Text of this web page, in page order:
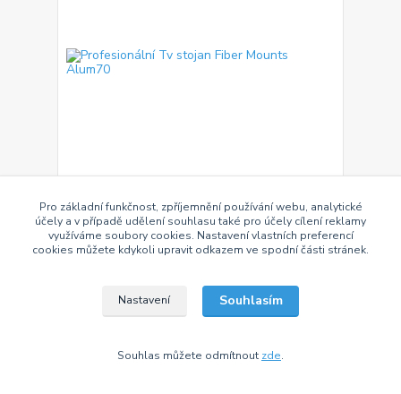
Profesionální Tv stojan Fiber Mounts Alum70
Stojan na TV 37" - 70", nastavení výšky klikou 115-
160 cm, naklápění +5° / -12°, rotace 90°, 2 police,
pojízdný, VESA 200x100 až 600x400, nosnost 50 kg
SKLADEM > 50 ks
Přidat do košíku
Pro základní funkčnost, zpříjemnění používání webu, analytické
účely a v případě udělení souhlasu také pro účely cílení reklamy
využíváme soubory cookies. Nastavení vlastních preferencí
cookies můžete kdykoli upravit odkazem ve spodní části stránek.
Nastavení Souhlasím
Souhlas můžete odmítnout zde.